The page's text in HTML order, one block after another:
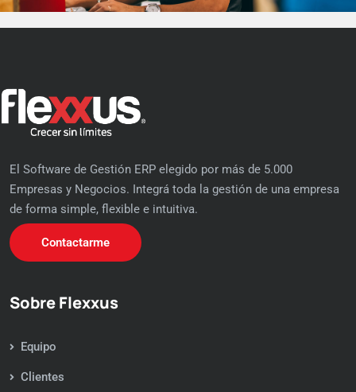
El Software de Gestión ERP elegido por más de 5.000
Empresas y Negocios. Integrá toda la gestión de una empresa
de forma simple, flexible e intuitiva.
Contactarme
Sobre Flexxus
Equipo
Clientes